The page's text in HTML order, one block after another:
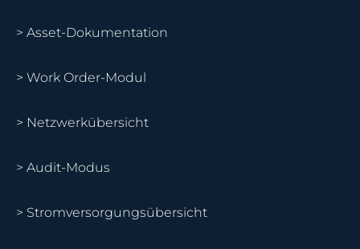
> Asset-Dokumentation
> Work Order-Modul
> Netzwerkübersicht
> Audit-Modus
> Stromversorgungsübersicht